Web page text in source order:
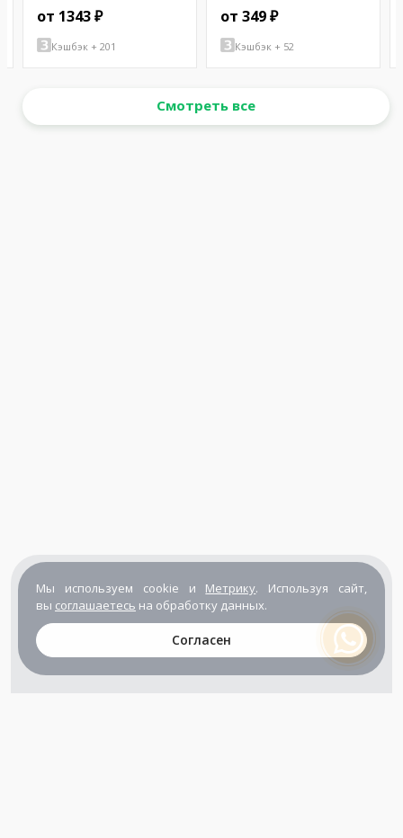
от 1343 ₽
Кэшбэк + 201
от 349 ₽
Кэшбэк + 52
Смотреть все
Мы используем cookie и Метрику. Используя сайт,
вы соглашаетесь на обработку данных.
Согласен